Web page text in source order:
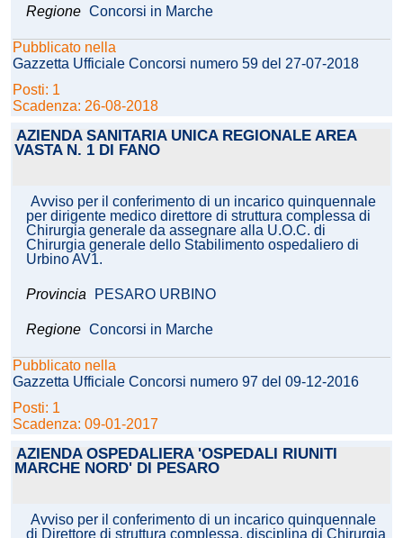
Regione Concorsi in Marche
Pubblicato nella
Gazzetta Ufficiale Concorsi numero 59 del 27-07-2018
Posti: 1
Scadenza: 26-08-2018
AZIENDA SANITARIA UNICA REGIONALE AREA
VASTA N. 1 DI FANO
Avviso per il conferimento di un incarico quinquennale
per dirigente medico direttore di struttura complessa di
Chirurgia generale da assegnare alla U.O.C. di
Chirurgia generale dello Stabilimento ospedaliero di
Urbino AV1.
Provincia PESARO URBINO
Regione Concorsi in Marche
Pubblicato nella
Gazzetta Ufficiale Concorsi numero 97 del 09-12-2016
Posti: 1
Scadenza: 09-01-2017
AZIENDA OSPEDALIERA 'OSPEDALI RIUNITI
MARCHE NORD' DI PESARO
Avviso per il conferimento di un incarico quinquennale
di Direttore di struttura complessa, disciplina di Chirurgia